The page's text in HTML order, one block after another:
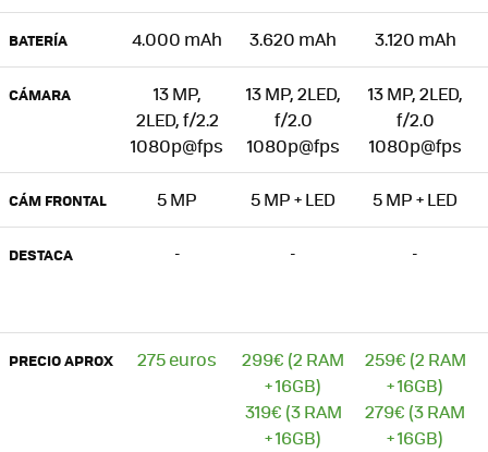
BATERÍA 4.000 mAh 3.620 mAh 3.120 mAh
CÁMARA
13 MP,
2LED, f/2.2
1080p@fps
13 MP, 2LED,
f/2.0
1080p@fps
13 MP, 2LED,
f/2.0
1080p@fps
CÁM FRONTAL 5 MP 5 MP + LED 5 MP + LED
DESTACA - - -
PRECIO APROX 275 euros
299€ (2 RAM
+ 16GB)
319€ (3 RAM
+ 16GB)
259€ (2 RAM
+ 16GB)
279€ (3 RAM
+ 16GB)